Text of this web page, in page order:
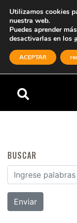
Menú
BUSCAR
Buscar por:
Utilizamos cookies
nuestra web.
Puedes aprender
desactivarlas en los
ACEPTAR